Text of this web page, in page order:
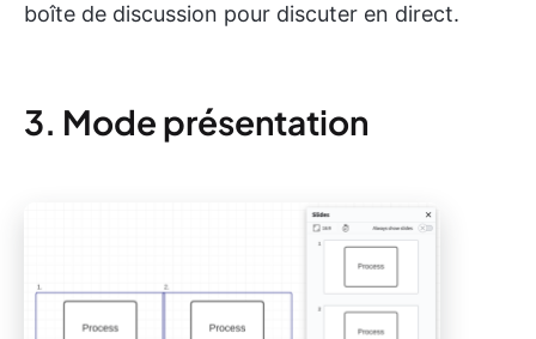
boîte de discussion pour discuter en direct.
3. Mode présentation